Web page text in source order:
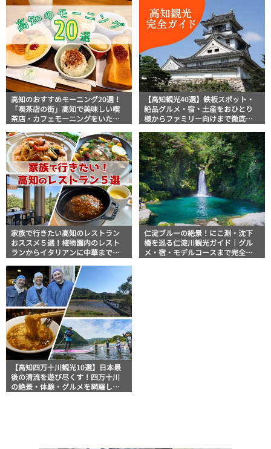
高知のおすすめモーニング20選！
「喫茶店の街」高知で美味しい喫
茶店・カフェモーニングをいただ
【高知観光40選】鉄板スポット・
絶品グルメ・宿・土産をおひとり
様からファミリー向けまで徹底解
家族で行きたい高知のレストラン
おススメ５選！植物園内のレスト
ランからイタリアンに中華まで楽
仁淀ブルーの絶景！にこ淵・沈下
橋を巡る仁淀川観光ガイド｜グル
メ・宿・モデルコースまで完全網
【高知四万十川観光10選】日本最
後の清流を遊び尽くす！四万十川
の絶景・体験・グルメを網羅した